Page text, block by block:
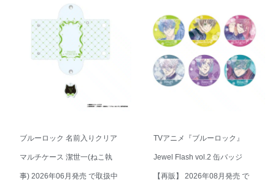
ブルーロック キャラクター別グッズ一覧
※「ALL